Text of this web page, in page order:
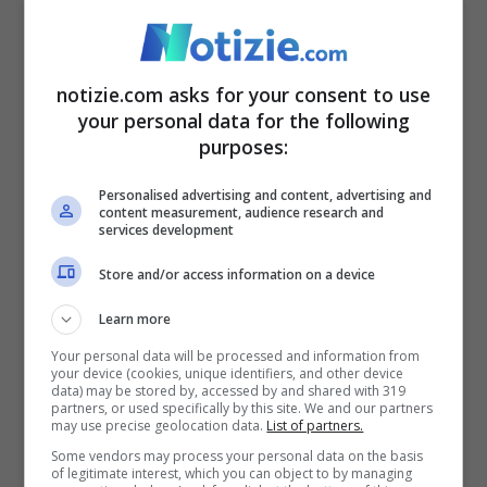
a test di laboratorio su campioni
provenienti da un gruppo di casi sospetti
di febbre emorragica virale.
Sono stati segnalati nove casi totali
nell’epidemia che ha colpito
Jinka
, nella regione dell’Etiopia
meridionale. Le autorità nazionali stanno
intensificando la risposta, tra cui screening
a livello di comunità, isolamento dei casi,
trattamento, tracciamento dei contatti e
campagne di sensibilizzazione pubblica
notizie.com asks for your consent to use
your personal data for the following
purposes:
Personalised advertising and content, advertising and
content measurement, audience research and
services development
Store and/or access information on a device
Learn more
Your personal data will be processed and information from
your device (cookies, unique identifiers, and other device
data) may be stored by, accessed by and shared with 319
partners, or used specifically by this site. We and our partners
may use precise geolocation data. List of partners.
Some vendors may process your personal data on the basis
of legitimate interest, which you can object to by managing